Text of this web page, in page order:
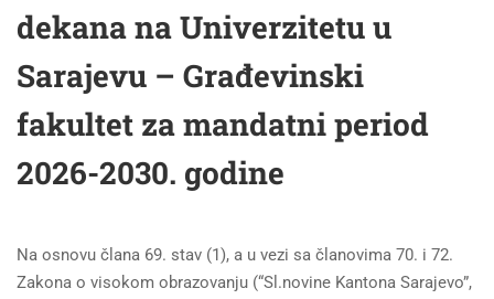
dekana na Univerzitetu u
Sarajevu – Građevinski
fakultet za mandatni period
2026-2030. godine
Na osnovu člana 69. stav (1), a u vezi sa članovima 70. i 72.
Zakona o visokom obrazovanju (“Sl.novine Kantona Sarajevo”,